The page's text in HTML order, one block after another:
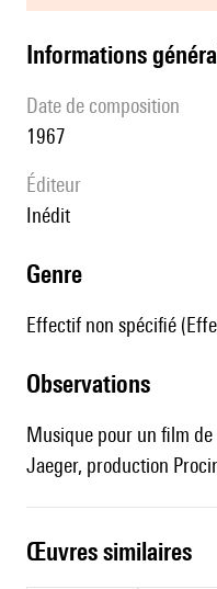
informations
date de composition
1967
éditeur
Inédit
genre
Effectif non spécifié
observations
Musique pour un film
Jaeger, production
œuvres similaires